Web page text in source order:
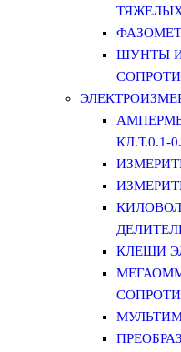
ШУНТЫ
КЛ.Т.0.1-
КЛЕЩИ